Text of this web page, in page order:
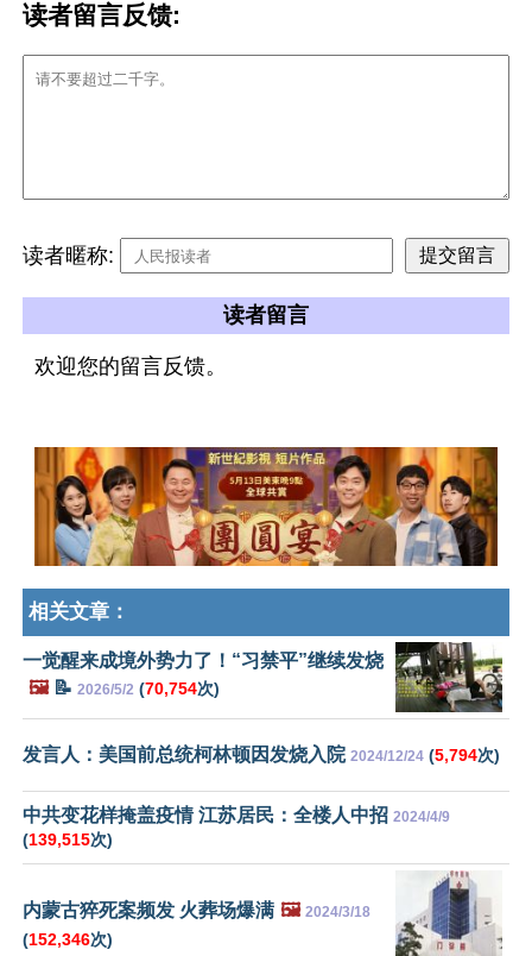
读者留言反馈:
读者暱称:
读者留言
欢迎您的留言反馈。
相关文章：
一觉醒来成境外势力了！“习禁平”继续发烧
🖼️📝 2026/5/2 (70,754次)
发言人：美国前总统柯林顿因发烧入院 2024/12/24 (5,794次)
中共变花样掩盖疫情 江苏居民：全楼人中招 2024/4/9
(139,515次)
内蒙古猝死案频发 火葬场爆满 🖼️ 2024/3/18
(152,346次)